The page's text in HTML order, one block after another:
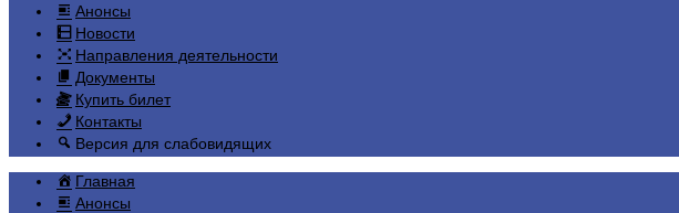
Анонсы
Новости
Направления деятельности
Документы
Купить билет
Контакты
Версия для слабовидящих
Главная
Анонсы